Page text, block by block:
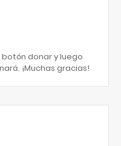
donar y luego
¡Muchas gracias!